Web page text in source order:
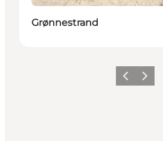
Grønnestrand
Föregående
Nästa